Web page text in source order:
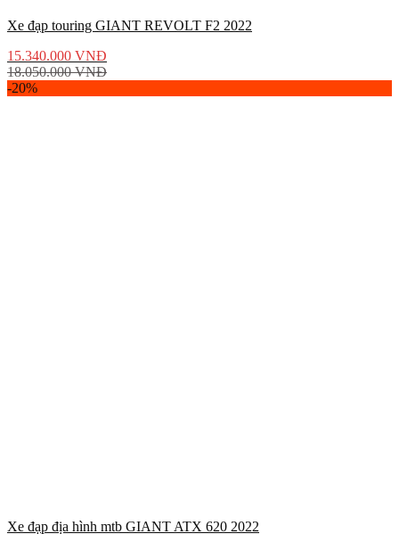
Xe đạp touring GIANT REVOLT F2 2022
15.340.000 VNĐ
18.050.000VNĐ
-20%
Xe đạp địa hình mtb GIANT ATX 620 2022